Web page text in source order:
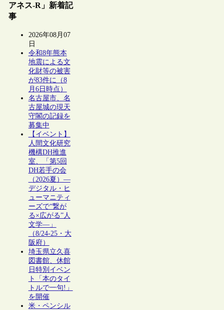
アネス-R」新着記
事
2026年08月07
日
令和8年熊本
地震による文
化財等の被害
が83件に（8
月6日時点）
名古屋市、名
古屋城の現天
守閣の記録を
募集中
【イベント】
人間文化研究
機構DH推進
室、「第5回
DH若手の会
（2026夏）―
デジタル・ヒ
ューマニティ
ーズで“繋が
る×広がる”人
文学―」
（8/24-25・大
阪府）
埼玉県立久喜
図書館、休館
日特別イベン
ト「本のタイ
トルで一句!」
を開催
米・ペンシル